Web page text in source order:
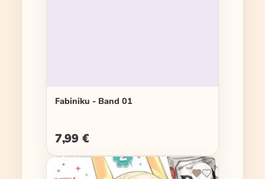
Fabiniku - Band 01
Regulärer Preis:
7,99 €